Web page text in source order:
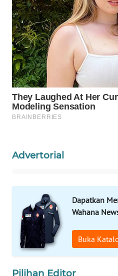
Advertorial
Dapatkan
Wahana
Buka
Pilihan Editor
WN
LABUANBAJO
WN
BORNEO
Wahana
Media
Group
WAHANA
ADVOKAT
WAHANA
INFRASTRUKTUR